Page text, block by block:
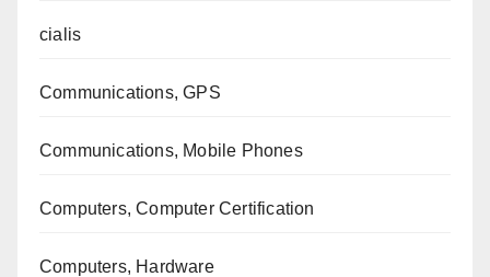
cialis
Communications, GPS
Communications, Mobile Phones
Computers, Computer Certification
Computers, Hardware